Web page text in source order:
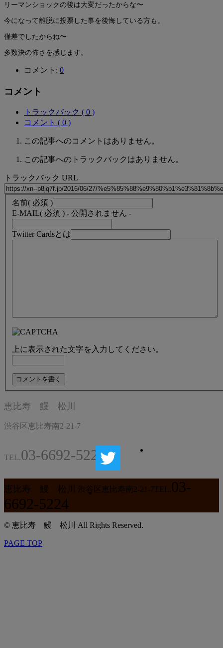
リーマンショックの後は大変だったからな〜
今になって離脱に投票した事を後悔している方も。
僅差でしたからね〜
多数決の怖さを感じます。
コメント: 0
コメント
トラックバック ( 0 )
コメント ( 0 )
この記事へのコメントはありません。
この記事へのトラックバックはありません。
トラックバック URL
名前( 必須 )
E-MAIL( 必須 ) - 公開されません -
Twitter Cardsとは
上に表示された文字を入力してください。
恵比寿 鰻 松川
渋谷区恵比寿南2-21-7
TEL.03-6692-5224
恵比寿 鰻 松川 渋谷区恵比寿南2-21-7TEL.03-
6692-5224
© 恵比寿 鰻 松川 All Rights Reserved.
PAGE TOP